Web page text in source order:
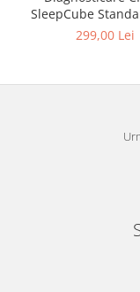
SleepCube
299,00 Lei